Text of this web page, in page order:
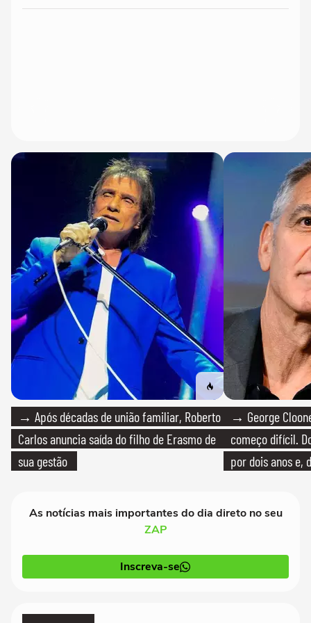
→ Após décadas de união familiar, Roberto
Carlos anuncia saída do filho de Erasmo de
sua gestão
→ George
começo difícil.
por dois anos e,
As notícias mais importantes do dia direto no seu
ZAP
Inscreva-se